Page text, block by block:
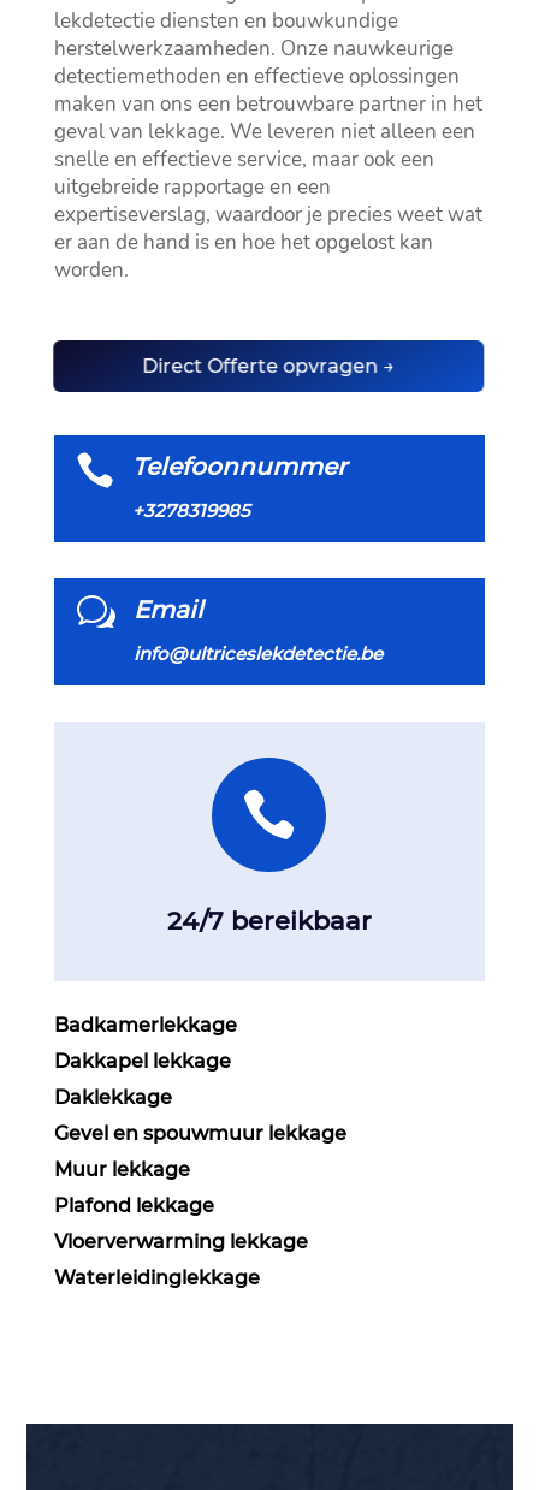
lekdetectie diensten en bouwkundige
herstelwerkzaamheden.​ Onze nauwkeurige
detectiemethoden en effectieve oplossingen
maken van ons een betrouwbare partner in het
geval van lekkage.​ We leveren niet alleen een
snelle en effectieve service, maar ook een
uitgebreide rapportage en een
expertiseverslag, waardoor je precies weet wat
er aan de hand is en hoe het opgelost kan
worden.​
Direct Offerte opvragen →
 Telefoonnummer
+3278319985
w Email
info@ultriceslekdetectie.be

24/7 bereikbaar
Badkamerlekkage
Dakkapel lekkage
Daklekkage
Gevel en spouwmuur lekkage
Muur lekkage
Plafond lekkage
Vloerverwarming lekkage
Waterleidinglekkage